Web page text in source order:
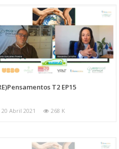
T2 EP15
20 Abril 2021 268 K